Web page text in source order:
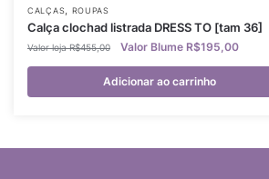
CALÇAS ROUPAS
Calça clochad listrada DRESS TO [tam 36]
R$455,00 R$195,00
Adicionar ao carrinho